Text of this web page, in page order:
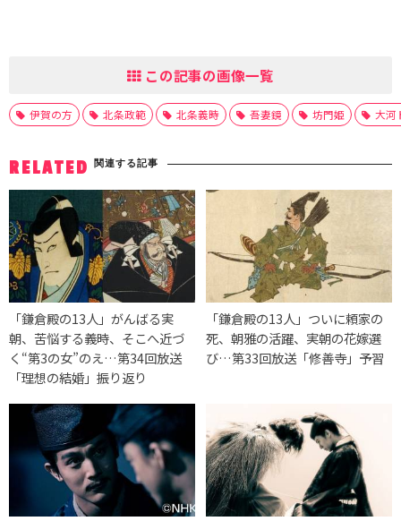
この記事の画像一覧
伊賀の方 北条政範 北条義時 吾妻鏡 坊門姫 大河
RELATED 関連する記事
「鎌倉殿の13人」がんばる実
朝、苦悩する義時、そこへ近づ
く“第3の女”のえ…第34回放送
「理想の結婚」振り返り
「鎌倉殿の13人」ついに頼家の
死、朝雅の活躍、実朝の花嫁選
び…第33回放送「修善寺」予習